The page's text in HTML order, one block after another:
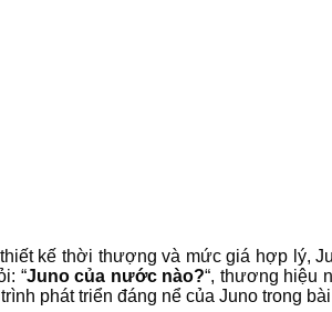
kế thời thượng và mức giá hợp lý,
“Juno của nước nào?“, thương hiệu
phát triển đáng nể của Juno trong